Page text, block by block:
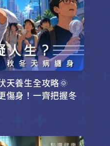
天養生全攻略🌞
傷身！一齊把握冬